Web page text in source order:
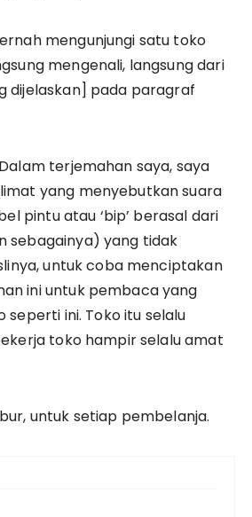
mengunjungi satu toko
mengenali, langsung dari
dijelaskan] pada paragraf
terjemahan saya, saya
yang menyebutkan suara
pintu atau ‘bip’ berasal dari
sebagainya) yang tidak
untuk coba menciptakan
ini untuk pembaca yang
seperti ini. Toko itu selalu
toko hampir selalu amat
untuk setiap pembelanja.